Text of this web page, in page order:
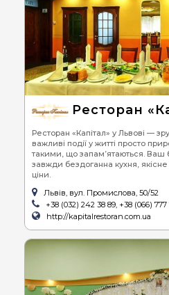
Ресторан
Ресторан «Капітал» у Львові —
важливі події у житті просто
такими, що запам’ятаються. Ваш
завжди бездоганна кухня, якісне
ціни.
Львів, вул. Промислова, 50/52
+38 (032) 242 38 89, +38 (066) 777
http://kapitalrestoran.com.ua